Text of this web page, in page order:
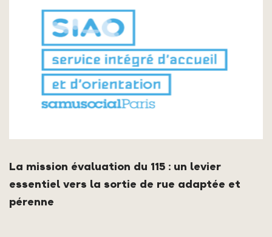
La mission évaluation du 115 : un levier
essentiel vers la sortie de rue adaptée et
pérenne